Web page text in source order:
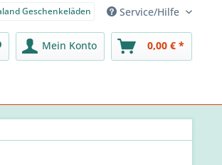
Geschenkeläden Service/Hilfe
Mein Konto 0,00 € *